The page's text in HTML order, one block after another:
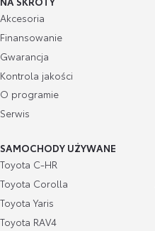
Akcesoria
Finansowanie
Gwarancja
Kontrola jakości
O programie
Serwis
SAMOCHODY UŻYWANE
Toyota C-HR
Toyota Corolla
Toyota Yaris
Toyota RAV4